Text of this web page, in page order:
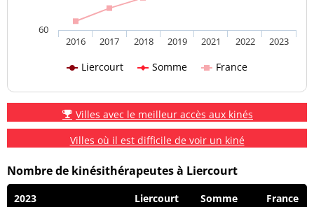
Liercourt Somme France
2016 2017 2018 2019 2021 2022 2023
60
Villes avec le meilleur accès aux kinés
Villes où il est difficile de voir un kiné
Nombre de kinésithérapeutes à Liercourt
2023 Liercourt Somme France